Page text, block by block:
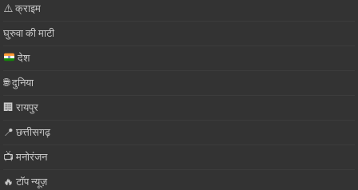
⚠️ क्राइम
घुरुवा की माटी
देश
🌐 दुनिया
🏢 रायपुर
📍 छत्तीसगढ़
📺 मनोरंजन
🔥 टॉप न्यूज़